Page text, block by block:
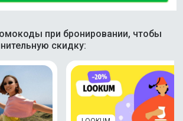
при бронировании, чтобы
скидку: